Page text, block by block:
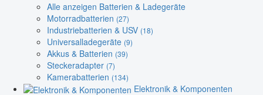
Alle anzeigen Batterien & Ladegeräte
Motorradbatterien (27)
Industriebatterien & USV (18)
Universalladegeräte (9)
Akkus & Batterien (39)
Steckeradapter (7)
Kamerabatterien (134)
Elektronik & Komponenten